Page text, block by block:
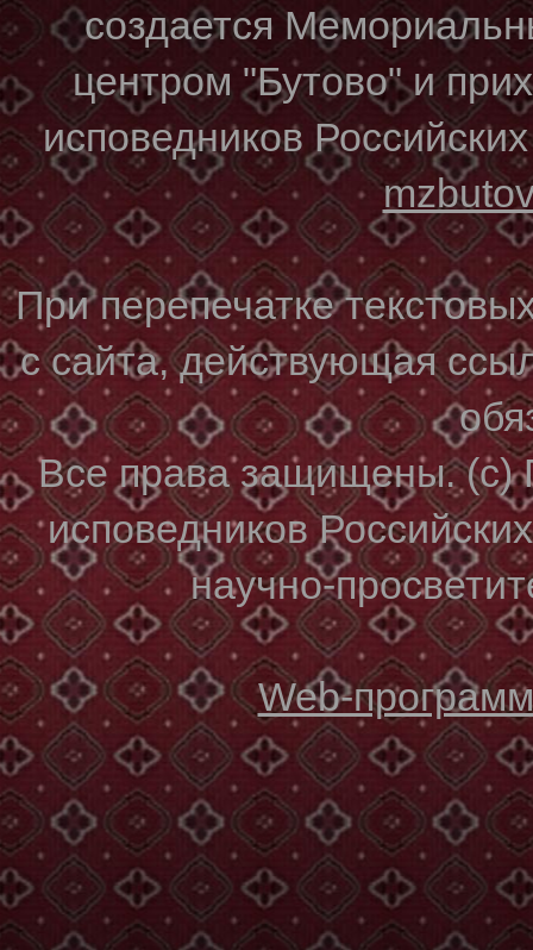
создается
центром "Бутово" и
исповедников
При перепечатке
с сайта, действующая
Все права защищены. (с)
исповедников
научно-
Web-